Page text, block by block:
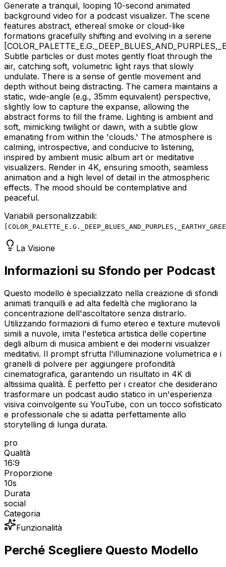
Generate a tranquil, looping 10-second animated
background video for a podcast visualizer. The scene
features abstract, ethereal smoke or cloud-like
formations gracefully shifting and evolving in a serene
Subtle particles or dust motes gently float through the
air, catching soft, volumetric light rays that slowly
undulate. There is a sense of gentle movement and
depth without being distracting. The camera maintains a
static, wide-angle (e.g., 35mm equivalent) perspective,
slightly low to capture the expanse, allowing the
abstract forms to fill the frame. Lighting is ambient and
soft, mimicking twilight or dawn, with a subtle glow
emanating from within the 'clouds.' The atmosphere is
calming, introspective, and conducive to listening,
inspired by ambient music album art or meditative
visualizers. Render in 4K, ensuring smooth, seamless
animation and a high level of detail in the atmospheric
effects. The mood should be contemplative and
peaceful.
Variabili personalizzabili:
La Visione
Informazioni su Sfondo per Podcast
Questo modello è specializzato nella creazione di sfondi
animati tranquilli e ad alta fedeltà che migliorano la
concentrazione dell'ascoltatore senza distrarlo.
Utilizzando formazioni di fumo etereo e texture mutevoli
simili a nuvole, imita l'estetica artistica delle copertine
degli album di musica ambient e dei moderni visualizer
meditativi. Il prompt sfrutta l'illuminazione volumetrica e i
granelli di polvere per aggiungere profondità
cinematografica, garantendo un risultato in 4K di
altissima qualità. È perfetto per i creator che desiderano
trasformare un podcast audio statico in un'esperienza
visiva coinvolgente su YouTube, con un tocco sofisticato
e professionale che si adatta perfettamente allo
storytelling di lunga durata.
pro
Qualità
16:9
Proporzione
10s
Durata
social
Categoria
Funzionalità
Perché Scegliere Questo Modello